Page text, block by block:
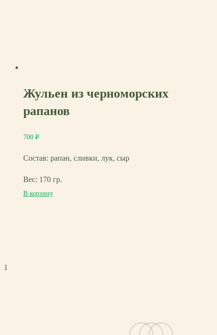
Жульен из черноморских
рапанов
700 ₽
Состав: рапан, сливки, лук, сыр
Вес: 170 гр.
В корзину
1
vk telegram
email